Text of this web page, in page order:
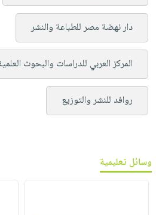
دار نهضة مصر للطباعة والنشر
المركز العربي للدراسات والبحوث
روافد للنشر والتوزيع
وسائل تعليمية